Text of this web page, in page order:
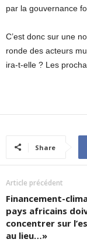
par la gouvernance
C’est donc sur une
ronde des acteurs
ira-t-elle ? Les
Idi
Share
Article précédent
Financement-
pays africains
concentrer sur
au lieu…»